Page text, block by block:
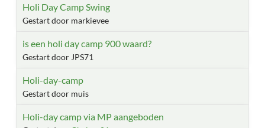
Holi Day Camp Swing
Gestart door markievee
is een holi day camp 900 waard?
Gestart door JPS71
Holi-day-camp
Gestart door muis
Holi-day camp via MP aangeboden